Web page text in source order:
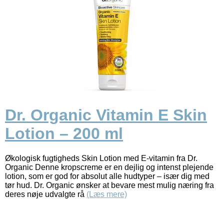
Dr. Organic Vitamin E Skin
Lotion – 200 ml
Økologisk fugtigheds Skin Lotion med E-vitamin fra Dr.
Organic Denne kropscreme er en dejlig og intenst plejende
lotion, som er god for absolut alle hudtyper – især dig med
tør hud. Dr. Organic ønsker at bevare mest mulig næring fra
deres nøje udvalgte rå (Læs mere)